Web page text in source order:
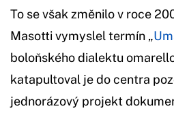
To se však změnilo v roce
Masotti vymyslel termín „
boloňského dialektu
katapultoval je do centra
jednorázový projekt